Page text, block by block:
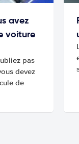
avez
voiture
pas
devez
de